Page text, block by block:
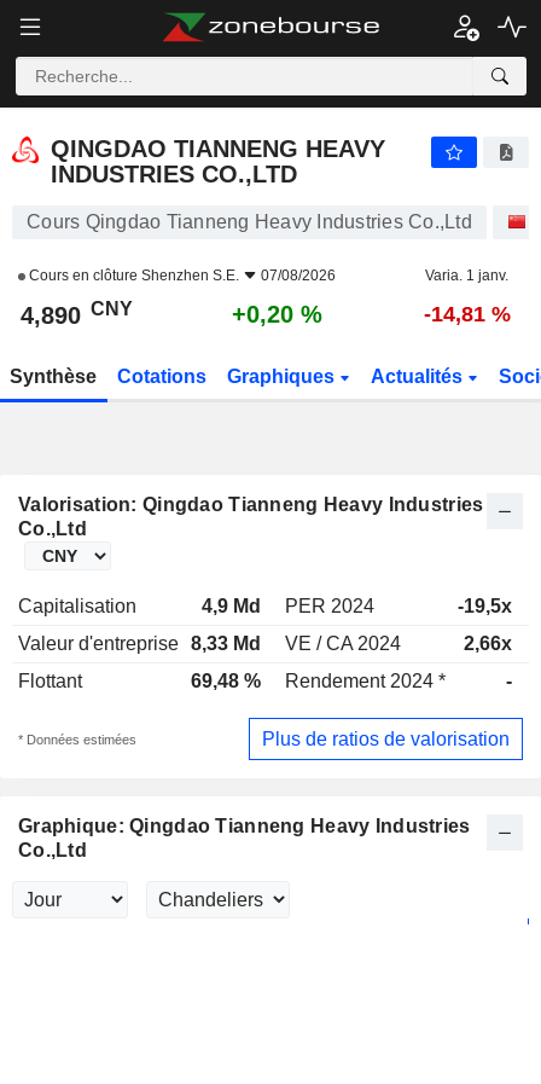
QINGDAO TIANNENG HEAVY
INDUSTRIES CO.,LTD
Cours Qingdao Tianneng Heavy Industries Co.,Ltd
Cours en clôture Shenzhen S.E. 07/08/2026 Varia. 1 janv.
4,890 CNY +0,20 % -14,81 %
Synthèse Cotations Graphiques Actualités
Valorisation: Qingdao Tianneng Heavy Industries
Co.,Ltd
Capitalisation 4,9 Md PER 2024 -19,5x
Valeur d'entreprise 8,33 Md VE / CA 2024 2,66x
Flottant
69,48 % Rendement 2024 * -
* Données estimées Plus de ratios de valorisation
Graphique: Qingdao Tianneng Heavy Industries
Co.,Ltd